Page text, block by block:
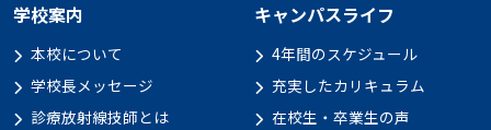
学校案内
本校について
学校長メッセージ
診療放射線技師とは
キャンパスライフ
4年間のスケジュール
充実したカリキュラム
在校生・卒業生の声